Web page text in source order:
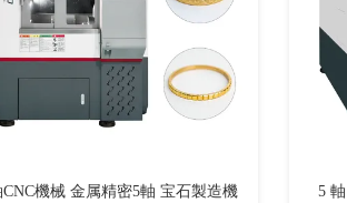
CNC機械 金属精密5軸 宝石製造機
5